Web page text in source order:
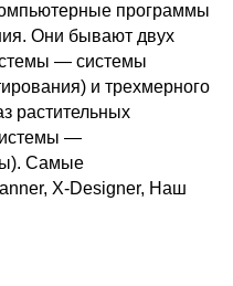
программы
Они бывают двух
— системы
и трехмерного
растительных
—
Самые
X-Designer, Наш